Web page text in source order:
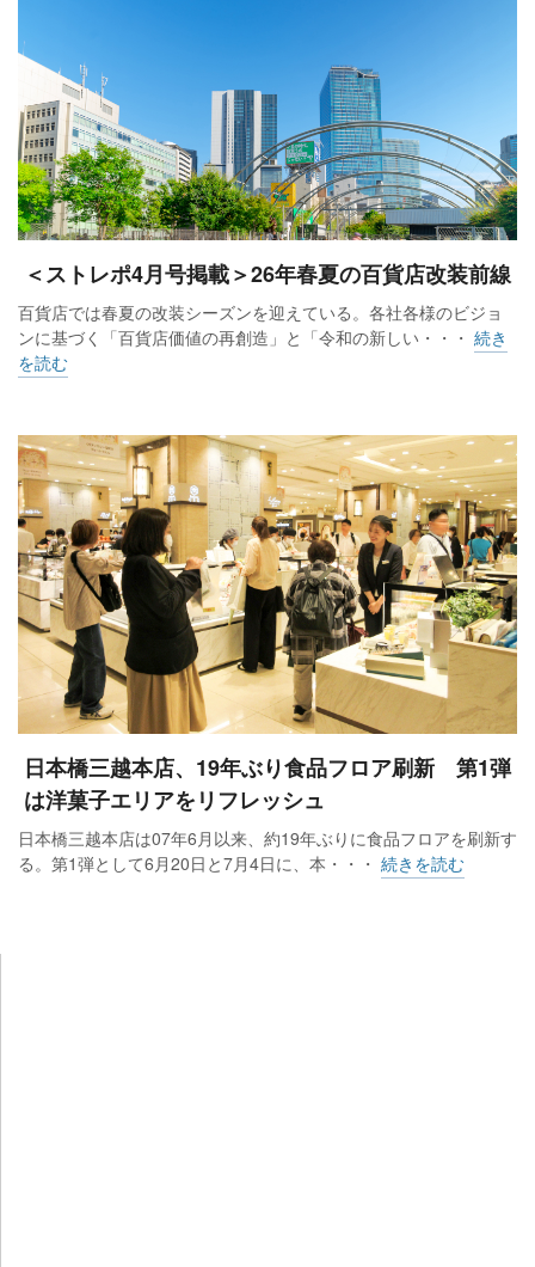
＜ストレポ4月号掲載＞26年春夏の百貨店改装前線
百貨店では春夏の改装シーズンを迎えている。各社各様のビジョ
ンに基づく「百貨店価値の再創造」と「令和の新しい・・・ 続き
を読む
日本橋三越本店、19年ぶり食品フロア刷新 第1弾
は洋菓子エリアをリフレッシュ
日本橋三越本店は07年6月以来、約19年ぶりに食品フロアを刷新す
る。第1弾として6月20日と7月4日に、本・・・ 続きを読む